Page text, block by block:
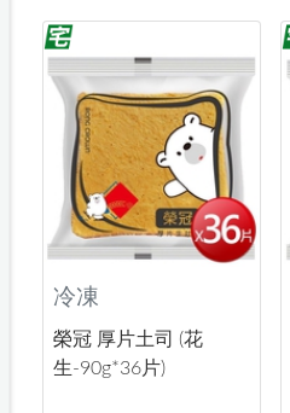
冷凍
榮冠 厚片土司 (花
生-90g*36片)